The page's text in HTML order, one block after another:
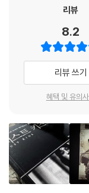
수 있는 특권이 주어
그의 의도는 폭로가
있었고, 그 이외엔 아
를 가장 흥분시키는
일이었다. --pp.303-
『호시스』 앨범 커버
다는 구체적인 생각은
단 하나 내가 로버트에
는 것이었다. (……) 며칠
사진은 기적이야.” 지
리가 보인다. --
무명 커플에 시쳇말로
가가 되겠다는 꿈에
명이 들어가서 전시를
니아일랜드에 놀러 가
한 처지였지만, 어린
고군분투했다. 이후
기도 했는데, 패티 스미
바지에 하얀 와이셔츠
적 이미지를 창조해낸
지속돼 패티는 로버트
커버 사진을 촬영하기
패티 스미스는 『저스트
연극에도 출연하고,
며, 궁극에는 사진의
이들이 태어난 시대로
과 술 한잔하고, 밥 딜
디오에서 녹음을 할
가인 세상! 그런 세상
1975년 충격적인 앨범
패티 스미스의 거짓 세
사에서 처절하고 순수
책은 ‘혁명적’ 자세는
리뷰
8.2
리뷰 쓰기
혜택 및 유의